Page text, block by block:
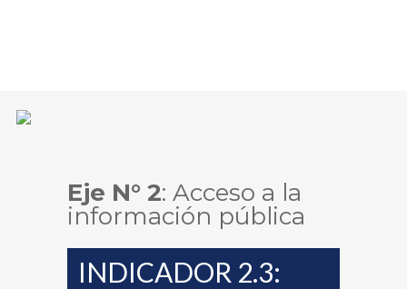
Eje N° 2: Acceso a la
información pública
INDICADOR 2.3: